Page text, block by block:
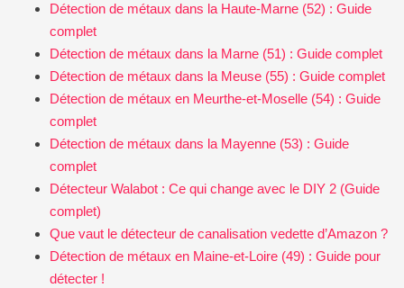
Détection de métaux dans la Haute-Marne (52) : Guide
complet
Détection de métaux dans la Marne (51) : Guide complet
Détection de métaux dans la Meuse (55) : Guide complet
Détection de métaux en Meurthe-et-Moselle (54) : Guide
complet
Détection de métaux dans la Mayenne (53) : Guide
complet
Détecteur Walabot : Ce qui change avec le DIY 2 (Guide
complet)
Que vaut le détecteur de canalisation vedette d’Amazon ?
Détection de métaux en Maine-et-Loire (49) : Guide pour
détecter !